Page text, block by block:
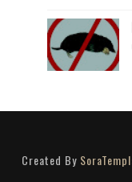
Created By